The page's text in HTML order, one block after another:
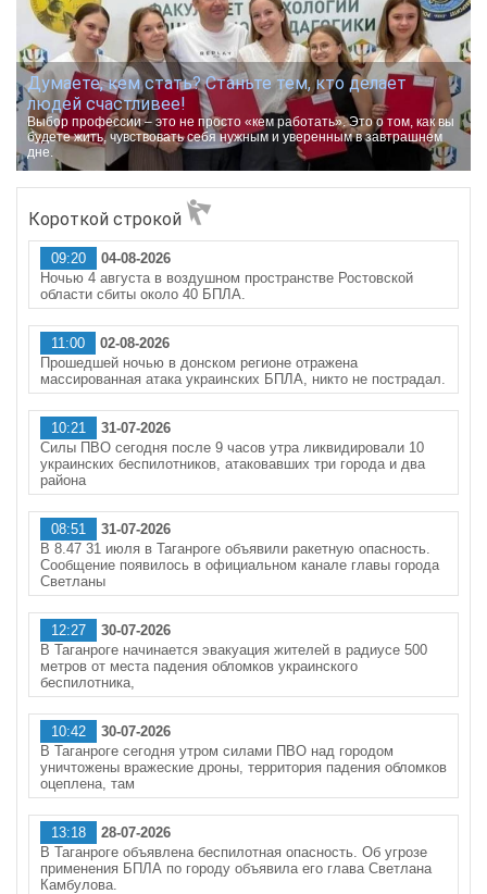
Думаете, кем стать? Станьте тем, кто делает
людей счастливее!
Выбор профессии – это не просто «кем работать». Это о том, как вы
будете жить, чувствовать себя нужным и уверенным в завтрашнем
дне.
Короткой строкой
09:20
04-08-2026
Ночью 4 августа в воздушном пространстве Ростовской
области сбиты около 40 БПЛА.
11:00
02-08-2026
Прошедшей ночью в донском регионе отражена
массированная атака украинских БПЛА, никто не пострадал.
10:21
31-07-2026
Силы ПВО сегодня после 9 часов утра ликвидировали 10
украинских беспилотников, атаковавших три города и два
района
08:51
31-07-2026
В 8.47 31 июля в Таганроге объявили ракетную опасность.
Сообщение появилось в официальном канале главы города
Светланы
12:27
30-07-2026
В Таганроге начинается эвакуация жителей в радиусе 500
метров от места падения обломков украинского
беспилотника,
10:42
30-07-2026
В Таганроге сегодня утром силами ПВО над городом
уничтожены вражеские дроны, территория падения обломков
оцеплена, там
13:18
28-07-2026
В Таганроге объявлена беспилотная опасность. Об угрозе
применения БПЛА по городу объявила его глава Светлана
Камбулова.